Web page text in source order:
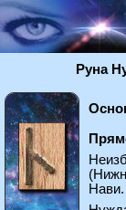
Руна
Нави.